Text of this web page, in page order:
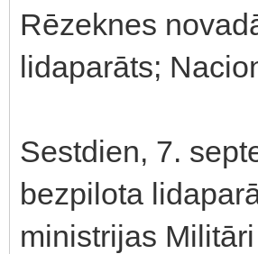
Rēzeknes
lidaparāts;
Sestdien, 7.
bezpilota
ministrijas